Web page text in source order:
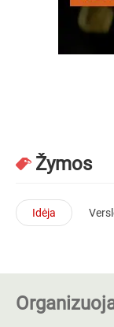
Žymos
Idėja